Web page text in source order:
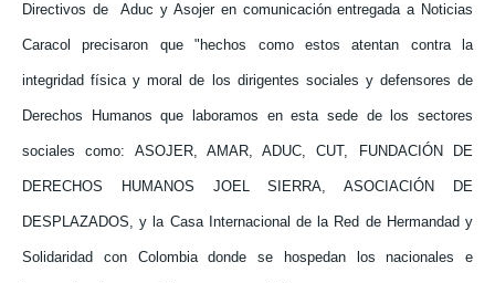
Directivos de Aduc y Asojer en comunicación entregada a Noticias
Caracol precisaron que "hechos como estos atentan contra la
integridad física y moral de los dirigentes sociales y defensores de
Derechos Humanos que laboramos en esta sede de los sectores
sociales como: ASOJER, AMAR, ADUC, CUT, FUNDACIÓN DE
DERECHOS HUMANOS JOEL SIERRA, ASOCIACIÓN DE
DESPLAZADOS, y la Casa Internacional de la Red de Hermandad y
Solidaridad con Colombia donde se hospedan los nacionales e